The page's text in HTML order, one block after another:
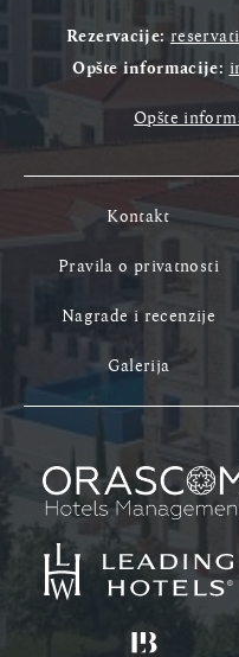
Rezervacije:
Opšte informacije:
Opšte
Kontakt
Pravila o privatnosti
Nagrade i recenzije
Galerija